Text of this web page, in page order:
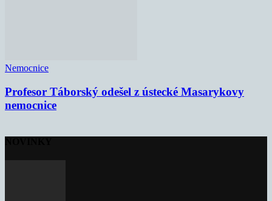
Nemocnice
Profesor Táborský odešel z ústecké Masarykovy
nemocnice